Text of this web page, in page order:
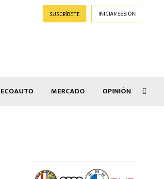
SUSCRÍBETE INICIAR SESIÓN
ECOAUTO MERCADO OPINIÓN